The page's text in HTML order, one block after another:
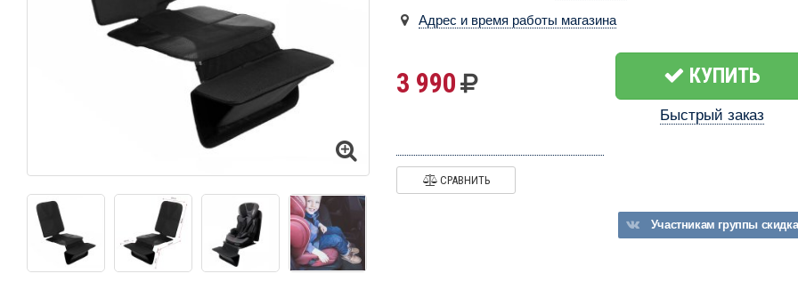
Адрес и время работы магазина
3 990 КУПИТЬ
Быстрый заказ
СРАВНИТЬ
Участникам группы скидка